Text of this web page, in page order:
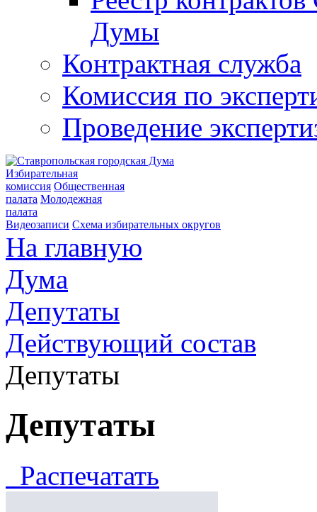
Думы
Контрактная служба
Комиссия по
Проведение
Избирательная
комиссия Общественная
палата Молодежная
палата
Видеозаписи Схема избирательных округов
На главную
Дума
Депутаты
Действующий состав
Депутаты
Депутаты
Распечатать